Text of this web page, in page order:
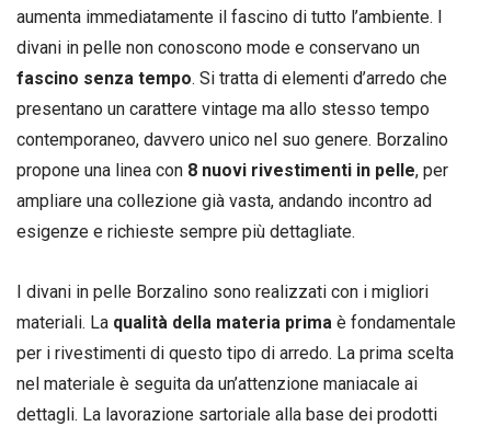
aumenta immediatamente il fascino di tutto l’ambiente. I
divani in pelle non conoscono mode e conservano un
fascino senza tempo. Si tratta di elementi d’arredo che
presentano un carattere vintage ma allo stesso tempo
contemporaneo, davvero unico nel suo genere. Borzalino
propone una linea con 8 nuovi rivestimenti in pelle, per
ampliare una collezione già vasta, andando incontro ad
esigenze e richieste sempre più dettagliate.
I divani in pelle Borzalino sono realizzati con i migliori
materiali. La qualità della materia prima è fondamentale
per i rivestimenti di questo tipo di arredo. La prima scelta
nel materiale è seguita da un’attenzione maniacale ai
dettagli. La lavorazione sartoriale alla base dei prodotti